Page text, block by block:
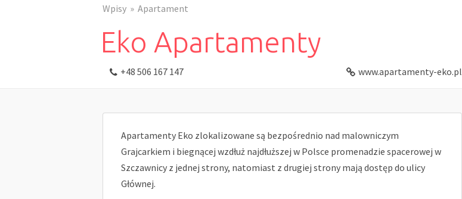
Wpisy Apartament
Eko Apartamenty
+48 506 167 147 www.apartamenty-eko.pl
Apartamenty Eko zlokalizowane są bezpośrednio nad malowniczym
Grajcarkiem i biegnącej wzdłuż najdłuższej w Polsce promenadzie spacerowej w
Szczawnicy z jednej strony, natomiast z drugiej strony mają dostęp do ulicy
Głównej.